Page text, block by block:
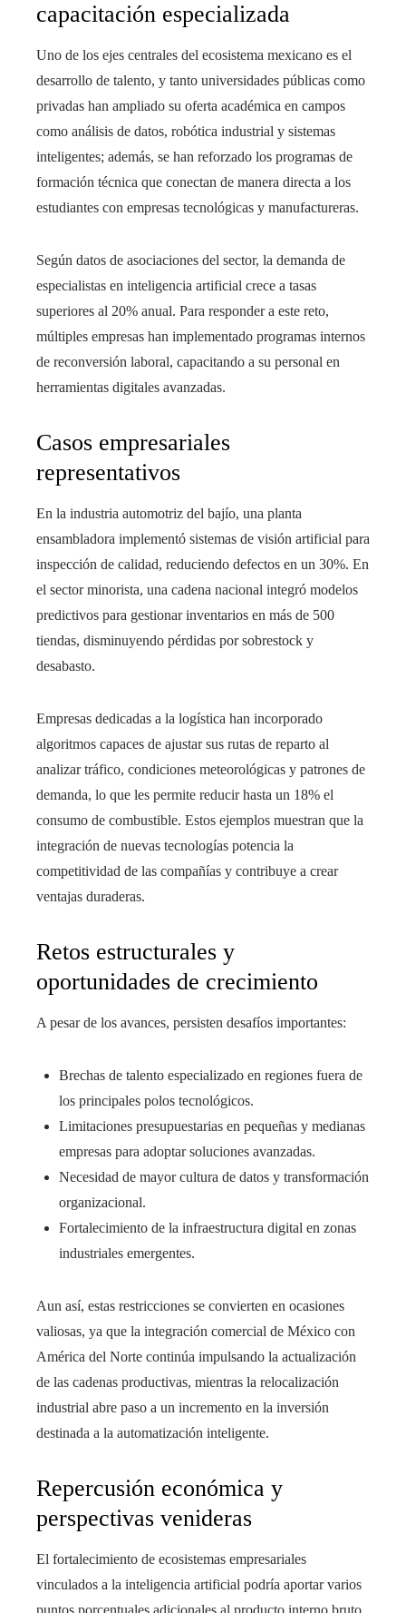
capacitación especializada
Uno de los ejes centrales del ecosistema mexicano es el
desarrollo de talento, y tanto universidades públicas como
privadas han ampliado su oferta académica en campos
como análisis de datos, robótica industrial y sistemas
inteligentes; además, se han reforzado los programas de
formación técnica que conectan de manera directa a los
estudiantes con empresas tecnológicas y manufactureras.
Según datos de asociaciones del sector, la demanda de
especialistas en inteligencia artificial crece a tasas
superiores al 20% anual. Para responder a este reto,
múltiples empresas han implementado programas internos
de reconversión laboral, capacitando a su personal en
herramientas digitales avanzadas.
Casos empresariales
representativos
En la industria automotriz del bajío, una planta
ensambladora implementó sistemas de visión artificial para
inspección de calidad, reduciendo defectos en un 30%. En
el sector minorista, una cadena nacional integró modelos
predictivos para gestionar inventarios en más de 500
tiendas, disminuyendo pérdidas por sobrestock y
desabasto.
Empresas dedicadas a la logística han incorporado
algoritmos capaces de ajustar sus rutas de reparto al
analizar tráfico, condiciones meteorológicas y patrones de
demanda, lo que les permite reducir hasta un 18% el
consumo de combustible. Estos ejemplos muestran que la
integración de nuevas tecnologías potencia la
competitividad de las compañías y contribuye a crear
ventajas duraderas.
Retos estructurales y
oportunidades de crecimiento
A pesar de los avances, persisten desafíos importantes:
Brechas de talento especializado en regiones fuera de
los principales polos tecnológicos.
Limitaciones presupuestarias en pequeñas y medianas
empresas para adoptar soluciones avanzadas.
Necesidad de mayor cultura de datos y transformación
organizacional.
Fortalecimiento de la infraestructura digital en zonas
industriales emergentes.
Aun así, estas restricciones se convierten en ocasiones
valiosas, ya que la integración comercial de México con
América del Norte continúa impulsando la actualización
de las cadenas productivas, mientras la relocalización
industrial abre paso a un incremento en la inversión
destinada a la automatización inteligente.
Repercusión económica y
perspectivas venideras
El fortalecimiento de ecosistemas empresariales
vinculados a la inteligencia artificial podría aportar varios